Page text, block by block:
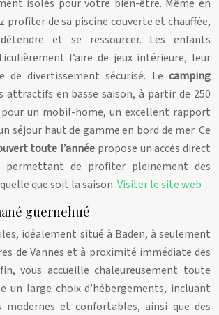
isolés pour votre bien-être. Même en
profiter de sa piscine couverte et chauffée,
et se ressourcer. Les enfants
l’aire de jeux intérieure, leur
de divertissement sécurisé. Le camping
attractifs en basse saison, à partir de 250
un mobil-home, un excellent rapport
séjour haut de gamme en bord de mer. Ce
toute l’année propose un accès direct
permettant de profiter pleinement des
que soit la saison.Visiter le site web
guernehué
idéalement situé à Baden, à seulement
de Vannes et à proximité immédiate des
vous accueille chaleureusement toute
un large choix d’hébergements, incluant
modernes et confortables, ainsi que des